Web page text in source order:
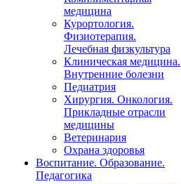
медицина
Курортология.
Физиотерапия.
Лечебная физкультура
Клиническая медицина.
Внутренние болезни
Педиатрия
Хирургия. Онкология.
Прикладные отрасли
медицины
Ветеринария
Охрана здоровья
Воспитание. Образование.
Педагогика